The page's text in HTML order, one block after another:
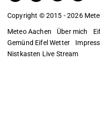
Copyright © 2015 - 2026
Meteo Aachen Über mich
Gemünd Eifel Wetter
Nistkasten Live Stream